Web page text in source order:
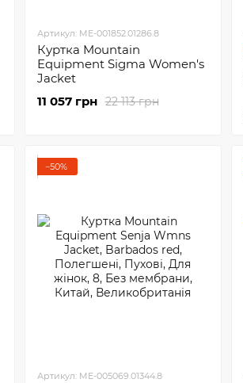
Артикул: ME-001852.01286.8
Куртка Mountain
Equipment Sigma Women's
Jacket
22 113 грн
11 057 грн
−50%
Артикул: ME-005069.01344.8